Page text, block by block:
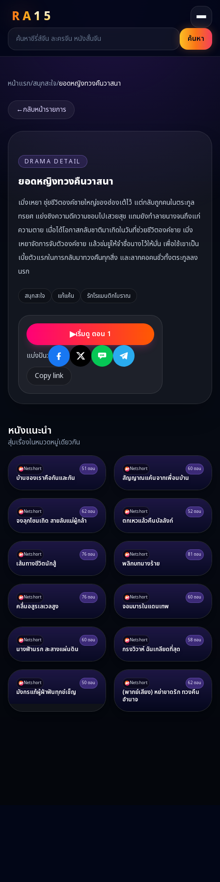
RA15
ค้นหา
หน้าแรก/สนุกสะใจ/ยอดหญิงทวงคืนวาสนา
←กลับหน้ารายการ
DRAMA DETAIL
ยอดหญิงทวงคืนวาสนา
เมิ่งเหยา ชุ่ยชีวิตองค์ชายใหญ่ของฮ่องเต้ไว้ แต่กลับถูกคนในตระกูล
ทรยศ แย่งชิงความดีความชอบไปเสวยสุข แถมยังทำลายนางจนถึงแก่
ความตาย เมื่อได้โอกาสกลับชาติมาเกิดในวันที่ช่วยชีวิตองค์ชาย เมิ่ง
เหยาจัดการจับตัวองค์ชาย แล้วข่มขู่ให้จำชื่อนางไว้ให้มั่น เพื่อใช้เขาเป็น
เบี้ยตัวแรกในการกลับมาทวงคืนทุกสิ่ง และลากคอคนชั่วทั้งตระกูลลง
นรก
สนุกสะใจ แก้แค้น รักโรแมนติกโบราณ
▶เริ่มดู ตอน 1
แบ่งปัน:
Copy link
หนังแนะนำ
สุ่มเรื่องในหมวดหมู่เดียวกัน
Netshort 51 ตอน
บ้านของเราคือกันและกัน
Netshort 60 ตอน
สัญญาณแค้นจากเพื่อนบ้าน
Netshort 62 ตอน
จงลุกโชนเถิด สายลับแม่ผู้กล้า
Netshort 52 ตอน
ตกเหวแล้วคืนบัลลังก์
Netshort 76 ตอน
เส้นทางชีวิตนักสู้
Netshort 81 ตอน
พลิกบทนางร้าย
Netshort 76 ตอน
คลื่นอสูรเลเวลสูง
Netshort 60 ตอน
จอมมารในแดนเทพ
Netshort 60 ตอน
นางฟ้านรก สะสางแผ่นดิน
Netshort 58 ตอน
กรงวิวาห์ ฉันเกลียดที่สุด
Netshort 50 ตอน
มังกรแท้ผู้ฝ่าฟันทุกข์เข็ญ
Netshort 62 ตอน
(พากย์เสียง) หย่าขาดรัก ทวงคืน
อำนาจ